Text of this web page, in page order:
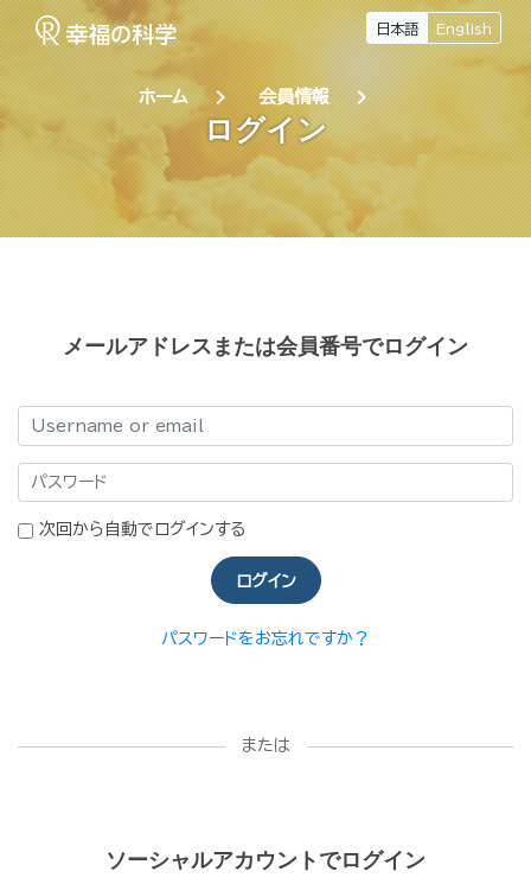
日本語 English
ホーム chevron_right 会員情報 chevron_right
ログイン
メールアドレスまたは会員番号でログイン
ログイン
パスワード
次回から自動でログインする
ログイン
パスワードをお忘れですか？
または
ソーシャルアカウントでログイン